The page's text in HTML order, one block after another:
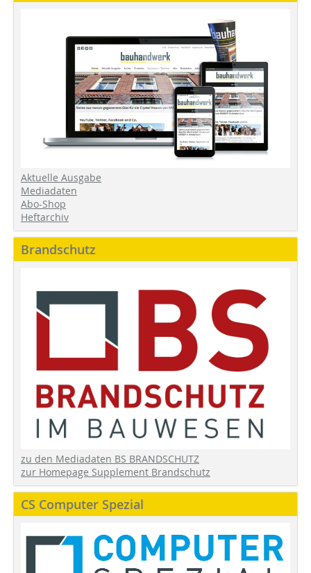
Aktuelle Ausgabe
Mediadaten
Abo-Shop
Heftarchiv
Brandschutz
zu den Mediadaten BS BRANDSCHUTZ
zur Homepage Supplement Brandschutz
CS Computer Spezial